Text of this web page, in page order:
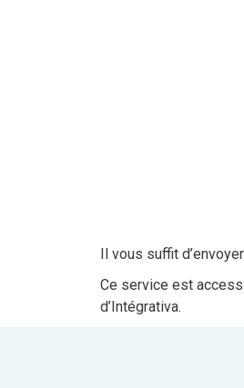
Il vous suffit
Ce service est
d’Intégrativa.